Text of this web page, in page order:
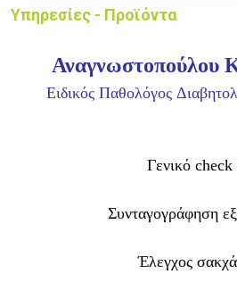
Υπηρεσίες - Προϊόντα
Αναγνωστοπούλου
Ειδικός Παθολόγος
Γενικό check
Συνταγογράφηση
Έλεγχος